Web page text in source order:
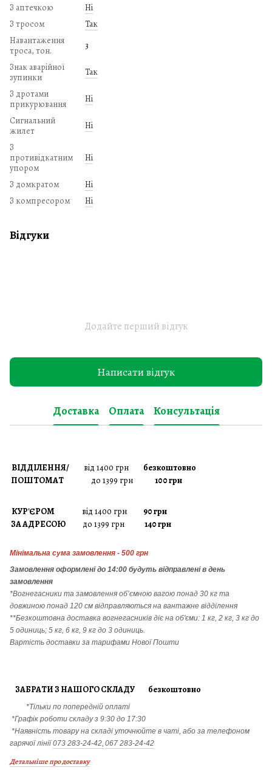
З аптечкою
Ні
З тросом
Так
Навантаження
троса, тон.
3
Знак аварійної
зупинки
Так
З дротами
прикурювання
Ні
Сигнальний
жилет
Ні
З
противідкатним
упором
Ні
З домкратом
Ні
З компресором
Ні
Відгуки
Додайте перший відгук
Написати відгук
Доставка Оплата Консультація
ВІДДІЛЕННЯ/ від 1400 грн безкоштовно
ПОШТОМАТ до 1399 грн 100 грн
КУР'ЄРОМ від 1400 грн 90 грн
ЗА АДРЕСОЮ до 1399 грн 140 грн
Мінімальна сума замовлення - 500 грн
Замовлення оформлені до 14:00 будуть відправлені в день
замовлення
*Вогнегасники та замовлення об’ємною вагою понад 30 кг та
довжиною понад 120 см відправляються на вантажне відділення
**Безкоштовна доставка вогнегасників діє на об'єми: 1 кг, 2 кг, 3 кг до
5 одиниць; 5 кг, 6 кг, 9 кг до 3 одиниць.
Вартість доставки за тарифами Нової Пошти
ЗАБРАТИ З НАШОГО СКЛАДУ безкоштовно
*Тільки по попередній оплаті
*Графік роботи складу з 9:30 до 17:30
*Наявність товару на складі уточнюйте в чаті, або за телефоном
гарячої лінії073 283-24-42, 067 283-24-42
Детальніше про доставку